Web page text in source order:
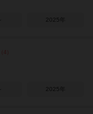
2025年
2025年